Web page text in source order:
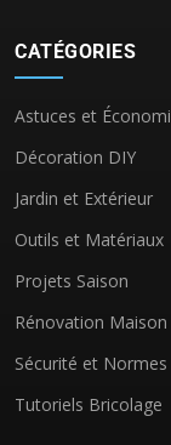
CATÉGORIES
Astuces et
Décoration DIY
Jardin et Extérieur
Outils et Matériaux
Projets Saison
Rénovation Maison
Sécurité et Normes
Tutoriels Bricolage